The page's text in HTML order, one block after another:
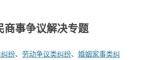
商事争议解决专题
纷、 劳动争议类纠纷、 婚姻家事类纠